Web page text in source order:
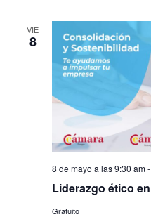
VIE
8
Liderazgo ético
8 de mayo a las 9:30 am-
Gratuito